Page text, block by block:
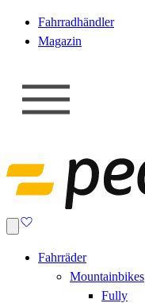
Fahrradhändler
Magazin
Fahrräder
Mountainbikes
Fully